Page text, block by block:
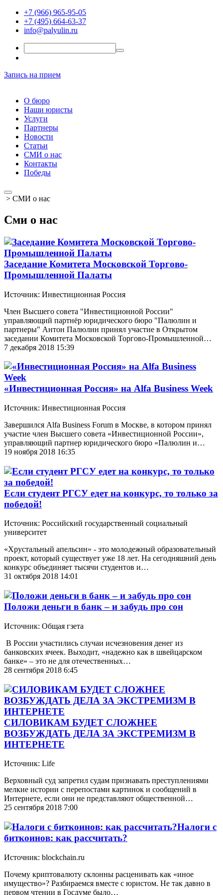
+7 (966) 965-95-05
+7 (495) 664-63-37
info@palyulin.ru
Запись на прием
О бюро
Наши юристы
Услуги
Партнеры
Новости
Статьи
СМИ о нас
Контакты
Победы
> СМИ о нас
Сми о нас
Заседание Комитета Московской Торгово-
Промышленной Палаты
Источник: Инвестиционная Россия
Член Высшего совета "Инвестиционной России"
управляющий партнёр юридического бюро "Палюлин и
партнеры" Антон Палюлин принял участие в Открытом
заседании Комитета Московской Торгово-Промышленной…
7 декабря 2018 15:39
«Инвестиционная Россия» на Alfa Business Week
Источник: Инвестиционная Россия
Завершился Alfa Business Forum в Москве, в котором принял
участие член Высшего совета «Инвестиционной России»,
управляющий партнер юридического бюро «Палюлин и…
19 ноября 2018 16:35
Если студент РГСУ едет на конкурс, то только за
победой!
Источник: Российский государственный социальный
университет
«Хрустальный апельсин» - это молодежный образовательный
проект, который существует уже 18 лет. На сегодняшний день
конкурс объединяет тысячи студентов и…
31 октября 2018 14:01
Положи деньги в банк – и забудь про сон
Источник: Общая гзета
В России участились случаи исчезновения денег из
банковских ячеек. Выходит, «надежно как в швейцарском
банке» – это не для отечественных…
28 сентября 2018 6:45
СИЛОВИКАМ БУДЕТ СЛОЖНЕЕ
ВОЗБУЖДАТЬ ДЕЛА ЗА ЭКСТРЕМИЗМ В
ИНТЕРНЕТЕ
Источник: Life
Верховный суд запретил судам признавать преступлениями
мелкие истории с перепостами картинок и сообщений в
Интернете, если они не представляют общественной…
25 сентября 2018 7:00
Налоги с
биткоинов: как рассчитать?
Источник: blockchain.ru
Почему криптовалюту склонны расценивать как «иное
имущество»? Разбираемся вместе с юристом. Не так давно в
первом чтении в Госдуме было…